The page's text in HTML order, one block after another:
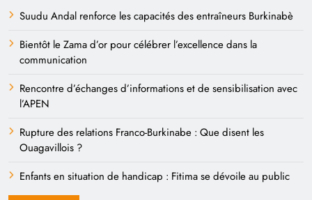
Suudu Andal renforce les capacités des entraîneurs Burkinabè
Bientôt le Zama d’or pour célébrer l’excellence dans la
communication
Rencontre d’échanges d’informations et de sensibilisation avec
l’APEN
Rupture des relations Franco-Burkinabe : Que disent les
Ouagavillois ?
Enfants en situation de handicap : Fitima se dévoile au public